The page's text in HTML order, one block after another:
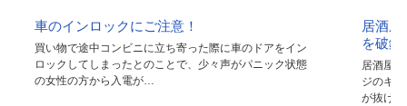
車のインロックにご注意！
買い物で途中コンビニに立ち寄った際に車のドアをイン
ロックしてしまったとのことで、少々声がパニック状態
の女性の方から入電が…
居酒
を破錠
居酒屋
ジのキ
が抜け